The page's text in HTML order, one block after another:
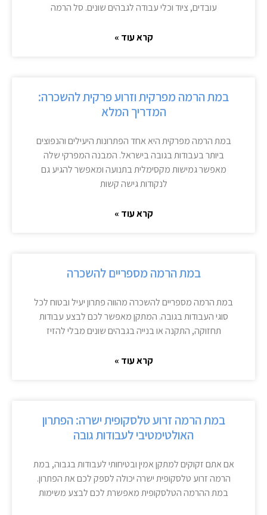
עובדים, ציוד וכלי עבודה לגבהים שונים. סל הרמה
קרא עוד »
במת הרמה מפרקית וזרוע פרקית להשכרה:
המדריך המלא
במת הרמה מפרקית היא אחד הפתרונות היעילים והנפוצים
ביותר בעבודות בגובה בישראל. המבנה המפרקי שלה
מאפשר גמישות מקסימלית בתנועה ומאפשר להגיע גם
לנקודות גישה קשות
קרא עוד »
במת הרמה מספריים להשכרה
במת הרמה מספריים להשכרה מהווה פתרון יעיל ובטוח לכל
סוגי העבודות בגובה. המתקן מאפשר לכם לבצע עבודות
תחזוקה, התקנה או בנייה בגבהים שונים מבלי להזיז
קרא עוד »
במת הרמה זרוע טלסקופית ישרה: הפתרון
האולטימטיבי לעבודות גובה
אם אתם זקוקים למתקן אמין ובטיחותי לעבודות בגבוה, במת
הרמה זרוע טלסקופית ישרה יכולה לספק לכם את הפתרון.
במת ההרמה הטלסקופית מאפשרת לכם לבצע משימות